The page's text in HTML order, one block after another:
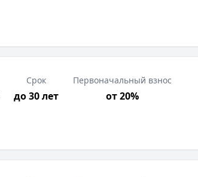
Срок
до 30 лет
Первоначальный взнос
от 20%